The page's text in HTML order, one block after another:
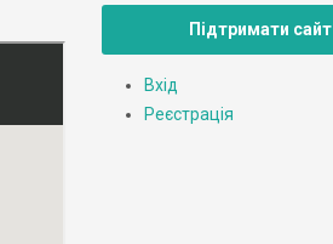
Підтримати сайт
Вхід
Реєстрація